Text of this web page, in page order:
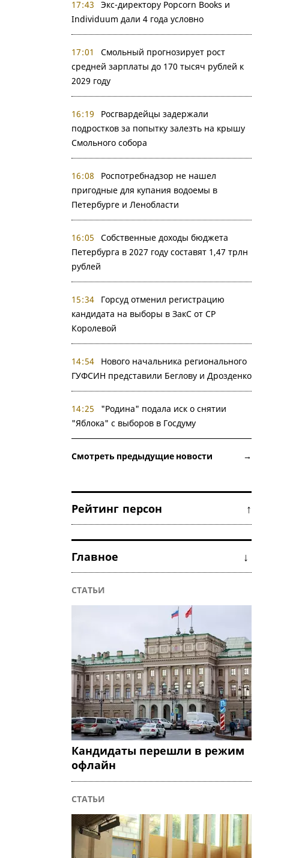
17:43
Экс-директору Popcorn Books и
Individuum дали 4 года условно
17:01
Смольный прогнозирует рост
средней зарплаты до 170 тысяч рублей к
2029 году
16:19
Росгвардейцы задержали
подростков за попытку залезть на крышу
Смольного собора
16:08
Роспотребнадзор не нашел
пригодные для купания водоемы в
Петербурге и Ленобласти
16:05
Собственные доходы бюджета
Петербурга в 2027 году составят 1,47 трлн
рублей
15:34
Горсуд отменил регистрацию
кандидата на выборы в ЗакС от СР
Королевой
14:54
Нового начальника регионального
ГУФСИН представили Беглову и Дрозденко
14:25
"Родина" подала иск о снятии
"Яблока" с выборов в Госдуму
Смотреть предыдущие новости →
Рейтинг персон ↑
Главное ↓
СТАТЬИ
Кандидаты перешли в режим
офлайн
СТАТЬИ